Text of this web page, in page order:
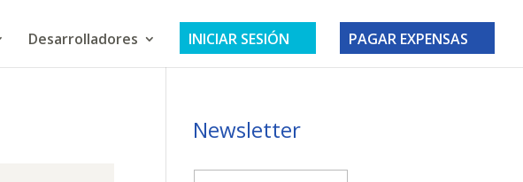
Desarrolladores INICIAR SESIÓN PAGAR EXPENSAS
Newsletter